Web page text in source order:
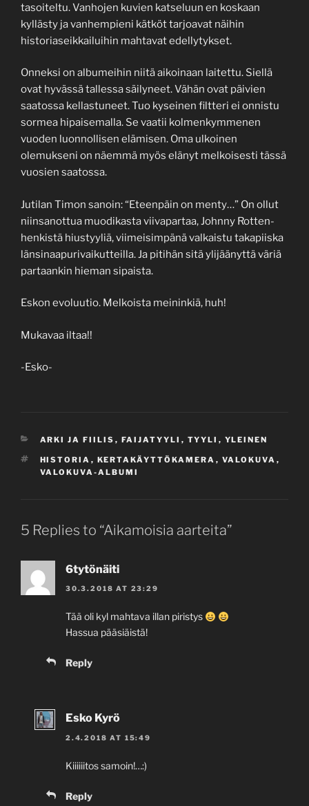
tasoiteltu. Vanhojen kuvien katseluun en koskaan
kyllästy ja vanhempieni kätköt tarjoavat näihin
historiaseikkailuihin mahtavat edellytykset.
Onneksi on albumeihin niitä aikoinaan laitettu. Siellä
ovat hyvässä tallessa säilyneet. Vähän ovat päivien
saatossa kellastuneet. Tuo kyseinen filtteri ei onnistu
sormea hipaisemalla. Se vaatii kolmenkymmenen
vuoden luonnollisen elämisen. Oma ulkoinen
olemukseni on näemmä myös elänyt melkoisesti tässä
vuosien saatossa.
Jutilan Timon sanoin: “Eteenpäin on menty…” On ollut
niinsanottua muodikasta viivapartaa, Johnny Rotten-
henkistä hiustyyliä, viimeisimpänä valkaistu takapiiska
länsinaapurivaikutteilla. Ja pitihän sitä ylijäänyttä väriä
partaankin hieman sipaista.
Eskon evoluutio. Melkoista meininkiä, huh!
Mukavaa iltaa!!
-Esko-
CATEGORIES
ARKI JA FIILIS , FAIJATYYLI , TYYLI , YLEINEN
TAGS
HISTORIA , KERTAKÄYTTÖKAMERA , VALOKUVA ,
VALOKUVA-ALBUMI
5 Replies to “Aikamoisia aarteita”
6tytönäiti
30.3.2018 AT 23:29
Tää oli kyl mahtava illan piristys
Hassua pääsiäistä!
Reply
Esko Kyrö
2.4.2018 AT 15:49
Kiiiiiitos samoin!…:)
Reply